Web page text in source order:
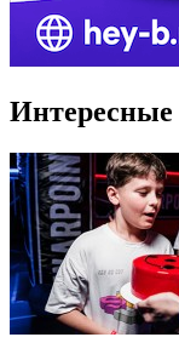
Интересные